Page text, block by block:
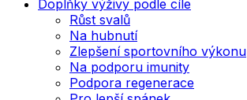
Doplňky výživy podle cíle
Růst svalů
Na hubnutí
Zlepšení sportovního výkonu
Na podporu imunity
Podpora regenerace